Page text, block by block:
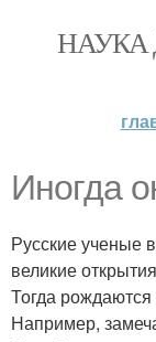
НАУКА
Иногда
Русские ученые
великие
Тогда
Например,